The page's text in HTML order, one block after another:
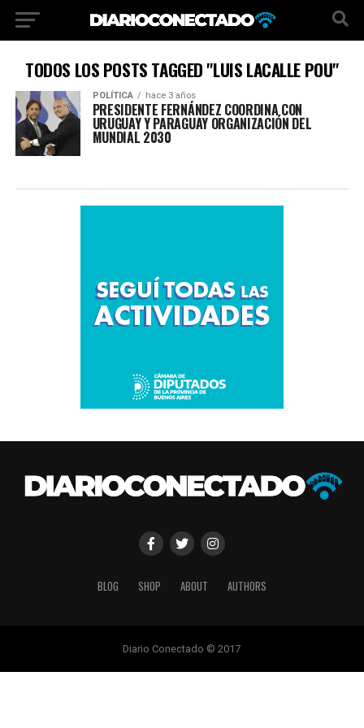
TODOS LOS POSTS TAGGED "LUIS LACALLE POU"
POLÍTICA hace 3 años
PRESIDENTE FERNÁNDEZ COORDINA CON
URUGUAY Y PARAGUAY ORGANIZACIÓN DEL
MUNDIAL 2030
BLOG SHOP ABOUT AUTHORS
Diario Conectado © 2017